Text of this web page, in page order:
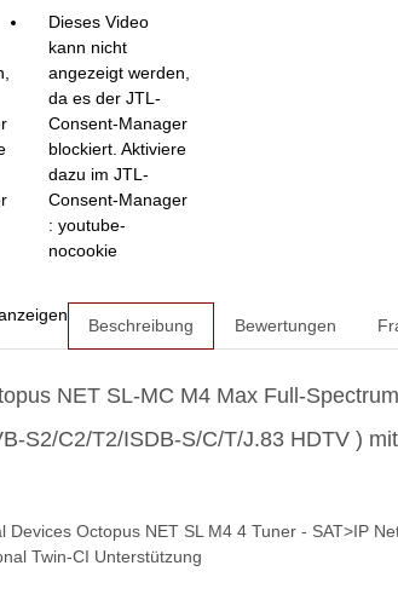
Dieses Video
kann nicht
angezeigt werden,
da es der JTL-
Consent-Manager
blockiert. Aktiviere
dazu im JTL-
Consent-Manager
: youtube-
nocookie
Beschreibung Bewertungen
NET SL-MC M4 Max Full-
S2/C2/T2/ISDB-S/C/T/J.83 HDTV )
Devices Octopus NET SL M4 4 Tuner - SAT>IP
Twin-CI Unterstützung